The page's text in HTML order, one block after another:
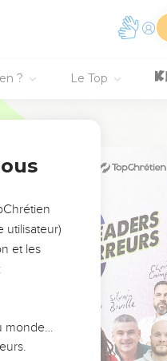
? Le Top
utilisateur)
et les
monde…